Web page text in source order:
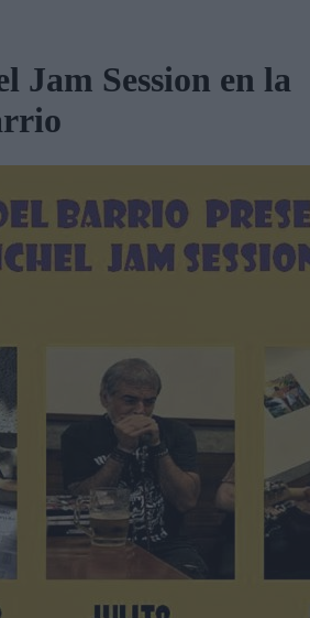
Jam Session en la